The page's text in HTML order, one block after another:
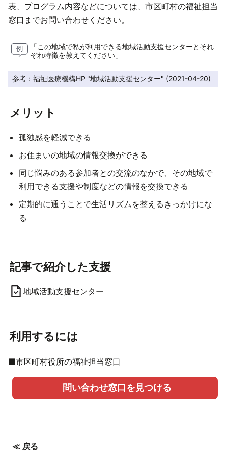
表、プログラム内容などについては、市区町村の福祉担当
窓口までお問い合わせください。
「この地域で私が利用できる地域活動支援センターとそれ
ぞれ特徴を教えてください」
参考：福祉医療機構HP "地域活動支援センター" (2021-04-20)
メリット
孤独感を軽減できる
お住まいの地域の情報交換ができる
同じ悩みのある参加者との交流のなかで、その地域で
利用できる支援や制度などの情報を交換できる
定期的に通うことで生活リズムを整えるきっかけにな
る
記事で紹介した支援
地域活動支援センター
利用するには
■市区町村役所の福祉担当窓口
問い合わせ窓口を見つける
≪ 戻る